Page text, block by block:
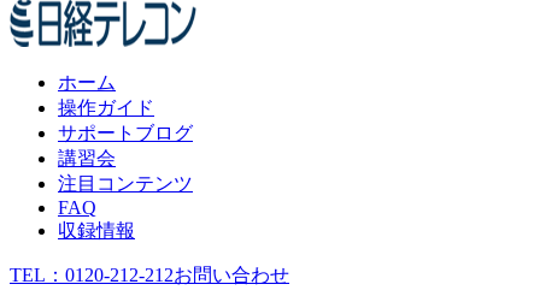
ホーム
操作ガイド
サポートブログ
講習会
注目コンテンツ
FAQ
収録情報
TEL： 0120-212-212お問い合わせ